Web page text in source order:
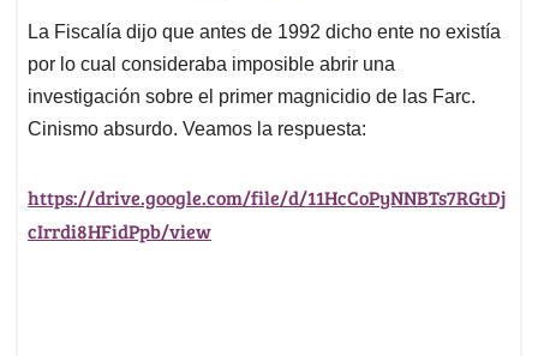
La Fiscalía dijo que antes de 1992 dicho ente no existía
por lo cual consideraba imposible abrir una
investigación sobre el primer magnicidio de las Farc.
Cinismo absurdo. Veamos la respuesta:
https://drive.google.com/file/d/11HcCoPyNNBTs7RGtDj
cIrrdi8HFidPpb/view